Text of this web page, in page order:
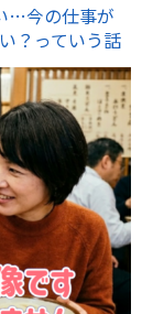
…今の仕事が
？っていう話